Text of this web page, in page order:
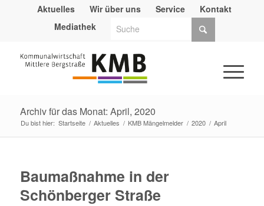
Aktuelles Wir über uns Service
Kontakt
Mediathek
Archiv für das Monat: April, 2020
Du bist hier: Startseite / Aktuelles / KMB Mängelmelder / 2020 / April
Baumaßnahme in der
Schönberger Straße